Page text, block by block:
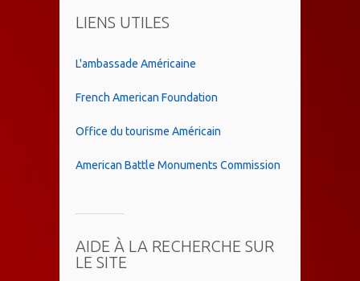
LIENS UTILES
L'ambassade Américaine
French American Foundation
Office du tourisme Américain
American Battle Monuments Commission
AIDE À LA RECHERCHE SUR
LE SITE